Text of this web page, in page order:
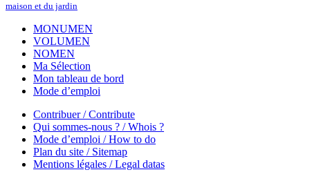
maison et du jardin
MONUMEN
VOLUMEN
NOMEN
Ma Sélection
Mon tableau de bord
Mode d’emploi
Contribuer / Contribute
Qui sommes-nous ? / Whois ?
Mode d’emploi / How to do
Plan du site / Sitemap
Mentions légales / Legal datas